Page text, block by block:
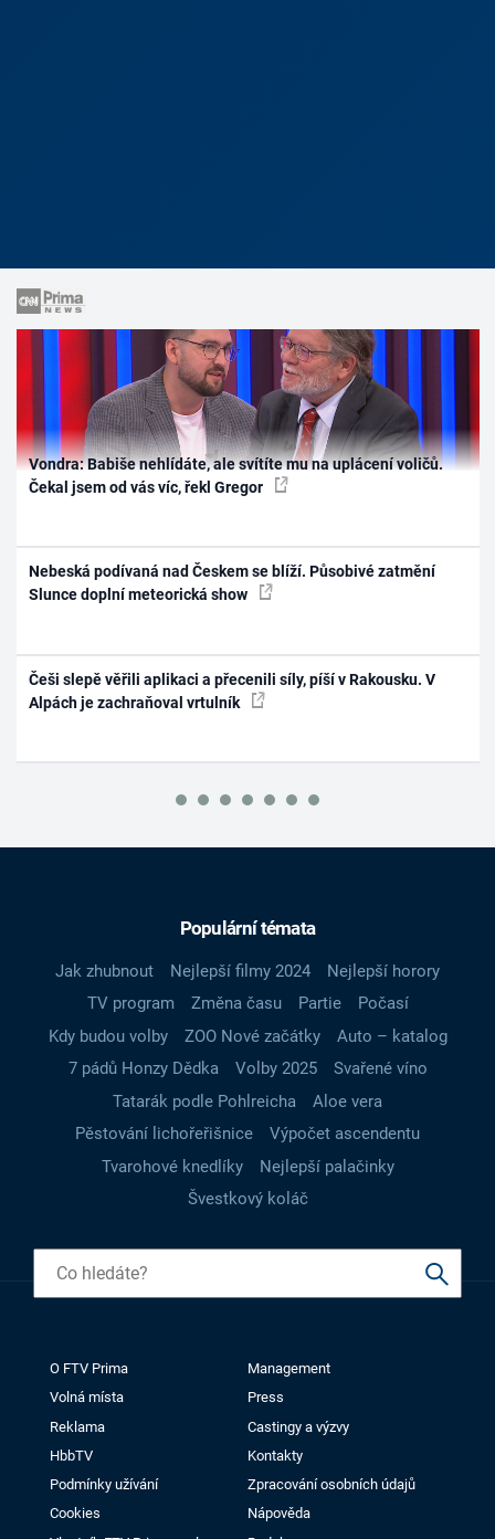
Vondra: Babiše nehlídáte, ale svítíte mu na uplácení voličů.
Čekal jsem od vás víc, řekl Gregor
Nebeská podívaná nad Českem se blíží. Působivé zatmění
Slunce doplní meteorická show
Češi slepě věřili aplikaci a přecenili síly, píší v Rakousku. V
Alpách je zachraňoval vrtulník
Populární témata
Jak zhubnout Nejlepší filmy 2024
Nejlepší horory
TV program
Změna času Partie
Počasí
Kdy budou volby
ZOO Nové začátky
Auto – katalog
7 pádů Honzy Dědka
Volby 2025
Svařené víno
Tatarák podle Pohlreicha
Aloe vera
Pěstování lichořeřišnice
Výpočet ascendentu
Tvarohové knedlíky
Nejlepší palačinky
Švestkový koláč
O FTV Prima
Management
Volná místa
Press
Reklama
Castingy a výzvy
HbbTV
Kontakty
Podmínky užívání
Zpracování osobních údajů
Cookies
Nápověda